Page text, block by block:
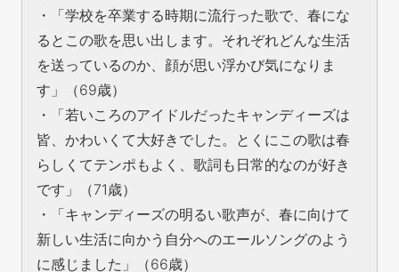
・「学校を卒業する時期に流行った歌で、春にな
るとこの歌を思い出します。それぞれどんな生活
を送っているのか、顔が思い浮かび気になりま
す」（69歳）
・「若いころのアイドルだったキャンディーズは
皆、かわいくて大好きでした。とくにこの歌は春
らしくてテンポもよく、歌詞も日常的なのが好き
です」（71歳）
・「キャンディーズの明るい歌声が、春に向けて
新しい生活に向かう自分へのエールソングのよう
に感じました」（66歳）